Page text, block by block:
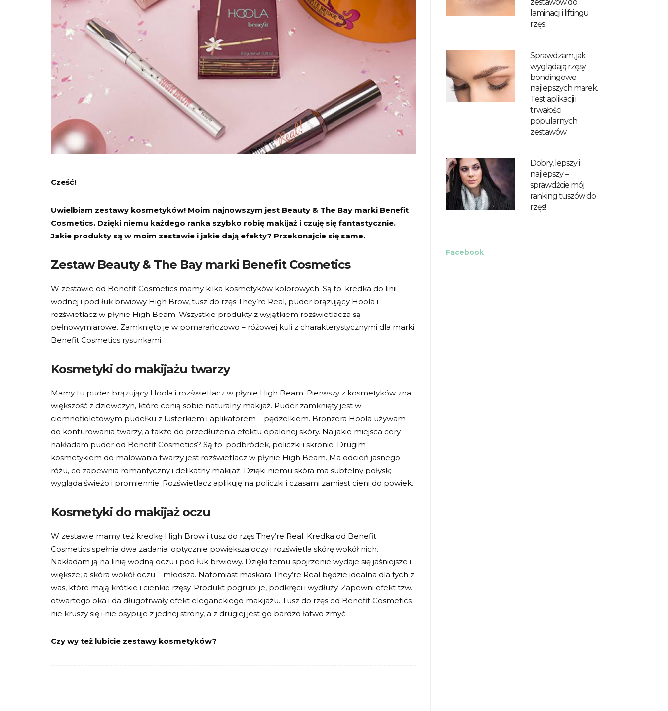
Cześć!
Uwielbiam zestawy kosmetyków! Moim najnowszym jest Beauty & The Bay marki Benefit
Cosmetics. Dzięki niemu każdego ranka szybko robię makijaż i czuję się fantastycznie.
Jakie produkty są w moim zestawie i jakie dają efekty? Przekonajcie się same.
Zestaw Beauty & The Bay marki Benefit Cosmetics
W zestawie od Benefit Cosmetics mamy kilka kosmetyków kolorowych. Są to: kredka do linii
wodnej i pod łuk brwiowy High Brow, tusz do rzęs They’re Real, puder brązujący Hoola i
rozświetlacz w płynie High Beam. Wszystkie produkty z wyjątkiem rozświetlacza są
pełnowymiarowe. Zamknięto je w pomarańczowo – różowej kuli z charakterystycznymi dla marki
Benefit Cosmetics rysunkami.
Kosmetyki do makijażu twarzy
Mamy tu puder brązujący Hoola i rozświetlacz w płynie High Beam. Pierwszy z kosmetyków zna
większość z dziewczyn, które cenią sobie naturalny makijaż. Puder zamknięty jest w
ciemnofioletowym pudełku z lusterkiem i aplikatorem – pędzelkiem. Bronzera Hoola używam
do konturowania twarzy, a także do przedłużenia efektu opalonej skóry. Na jakie miejsca cery
nakładam puder od Benefit Cosmetics? Są to: podbródek, policzki i skronie. Drugim
kosmetykiem do malowania twarzy jest rozświetlacz w płynie High Beam. Ma odcień jasnego
różu, co zapewnia romantyczny i delikatny makijaż. Dzięki niemu skóra ma subtelny połysk;
wygląda świeżo i promiennie. Rozświetlacz aplikuję na policzki i czasami zamiast cieni do powiek.
Kosmetyki do makijaż oczu
W zestawie mamy też kredkę High Brow i tusz do rzęs They’re Real. Kredka od Benefit
Cosmetics spełnia dwa zadania: optycznie powiększa oczy i rozświetla skórę wokół nich.
Nakładam ją na linię wodną oczu i pod łuk brwiowy. Dzięki temu spojrzenie wydaje się jaśniejsze i
większe, a skóra wokół oczu – młodsza. Natomiast maskara They’re Real będzie idealna dla tych z
was, które mają krótkie i cienkie rzęsy. Produkt pogrubi je, podkręci i wydłuży. Zapewni efekt tzw.
otwartego oka i da długotrwały efekt eleganckiego makijażu. Tusz do rzęs od Benefit Cosmetics
nie kruszy się i nie osypuje z jednej strony, a z drugiej jest go bardzo łatwo zmyć.
Czy wy też lubicie zestawy kosmetyków?
zestawów do
laminacji i liftingu
rzęs
Sprawdzam, jak
wyglądają rzęsy
bondingowe
najlepszych marek.
Test aplikacji i
trwałości
popularnych
zestawów
Dobry, lepszy i
najlepszy –
sprawdźcie mój
ranking tuszów do
rzęs!
Facebook